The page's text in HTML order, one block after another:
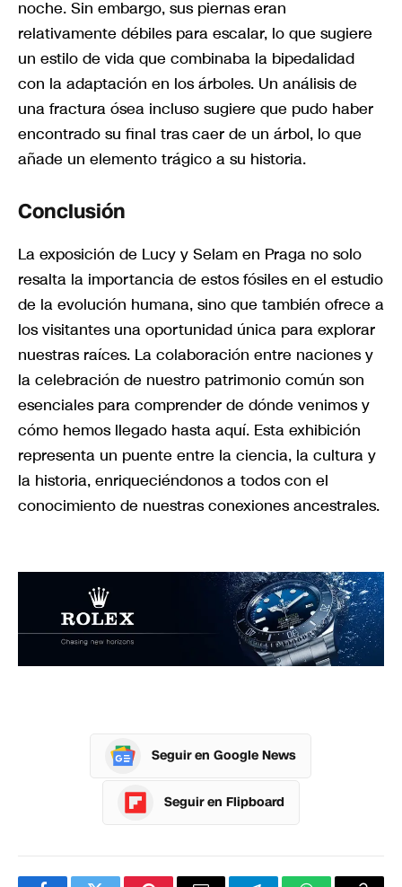
noche. Sin embargo, sus piernas eran
relativamente débiles para escalar, lo que sugiere
un estilo de vida que combinaba la bipedalidad
con la adaptación en los árboles. Un análisis de
una fractura ósea incluso sugiere que pudo haber
encontrado su final tras caer de un árbol, lo que
añade un elemento trágico a su historia.
Conclusión
La exposición de Lucy y Selam en Praga no solo
resalta la importancia de estos fósiles en el estudio
de la evolución humana, sino que también ofrece a
los visitantes una oportunidad única para explorar
nuestras raíces. La colaboración entre naciones y
la celebración de nuestro patrimonio común son
esenciales para comprender de dónde venimos y
cómo hemos llegado hasta aquí. Esta exhibición
representa un puente entre la ciencia, la cultura y
la historia, enriqueciéndonos a todos con el
conocimiento de nuestras conexiones ancestrales.
Seguir en Google News
Seguir en Flipboard